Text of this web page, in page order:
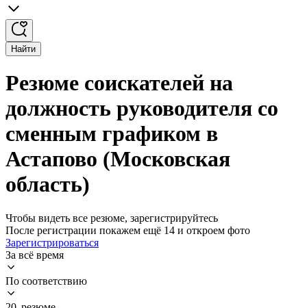
Найти
Резюме соискателей на
должность руководителя со
сменным графиком в
Астапово (Московская
область)
Чтобы видеть все резюме, зарегистрируйтесь
После регистрации покажем ещё 14 и откроем фото
Зарегистрироваться
За всё время
По соответствию